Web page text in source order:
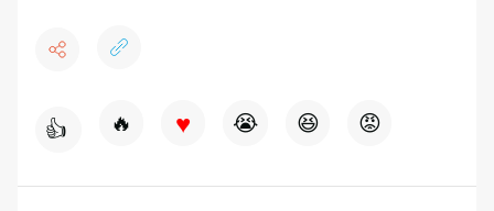
👍 🔥 ♥ 😭 😆 😡